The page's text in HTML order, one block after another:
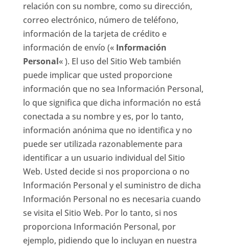
relación con su nombre, como su dirección,
correo electrónico, número de teléfono,
información de la tarjeta de crédito e
información de envío (« Información
Personal« ). El uso del Sitio Web también
puede implicar que usted proporcione
información que no sea Información Personal,
lo que significa que dicha información no está
conectada a su nombre y es, por lo tanto,
información anónima que no identifica y no
puede ser utilizada razonablemente para
identificar a un usuario individual del Sitio
Web. Usted decide si nos proporciona o no
Información Personal y el suministro de dicha
Información Personal no es necesaria cuando
se visita el Sitio Web. Por lo tanto, si nos
proporciona Información Personal, por
ejemplo, pidiendo que lo incluyan en nuestra